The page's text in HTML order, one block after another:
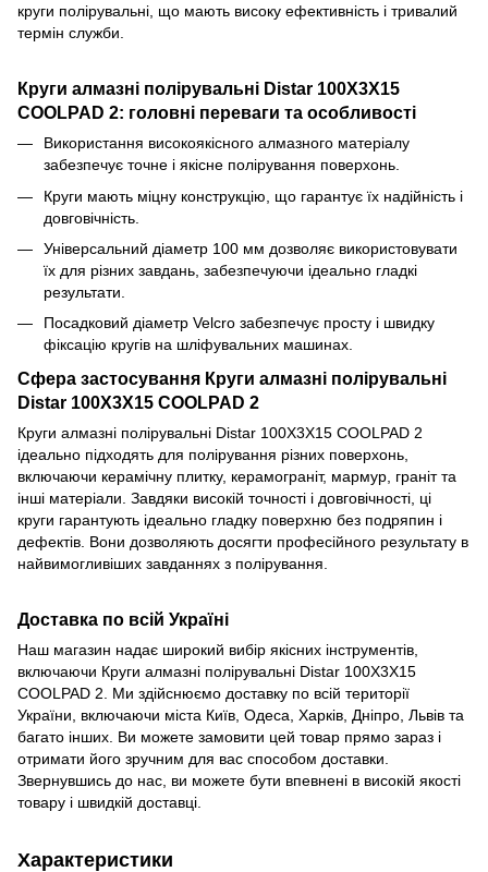
круги полірувальні, що мають високу ефективність і тривалий
термін служби.
Круги алмазні полірувальні Distar 100X3X15
COOLPAD 2: головні переваги та особливості
Використання високоякісного алмазного матеріалу
забезпечує точне і якісне полірування поверхонь.
Круги мають міцну конструкцію, що гарантує їх надійність і
довговічність.
Універсальний діаметр 100 мм дозволяє використовувати
їх для різних завдань, забезпечуючи ідеально гладкі
результати.
Посадковий діаметр Velcro забезпечує просту і швидку
фіксацію кругів на шліфувальних машинах.
Сфера застосування Круги алмазні полірувальні
Distar 100X3X15 COOLPAD 2
Круги алмазні полірувальні Distar 100X3X15 COOLPAD 2
ідеально підходять для полірування різних поверхонь,
включаючи керамічну плитку, керамограніт, мармур, граніт та
інші матеріали. Завдяки високій точності і довговічності, ці
круги гарантують ідеально гладку поверхню без подряпин і
дефектів. Вони дозволяють досягти професійного результату в
найвимогливіших завданнях з полірування.
Доставка по всій Україні
Наш магазин надає широкий вибір якісних інструментів,
включаючи Круги алмазні полірувальні Distar 100X3X15
COOLPAD 2. Ми здійснюємо доставку по всій території
України, включаючи міста Київ, Одеса, Харків, Дніпро, Львів та
багато інших. Ви можете замовити цей товар прямо зараз і
отримати його зручним для вас способом доставки.
Звернувшись до нас, ви можете бути впевнені в високій якості
товару і швидкій доставці.
Характеристики